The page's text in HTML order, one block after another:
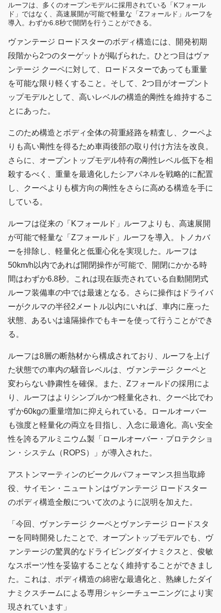
ルーフは、多くのオープンモデルに採用されている「Kフォール
ド」ではなく、高速展開が可能で軽量な「Zフォールド」ルーフを
導入。わずか6.8秒で開閉を行うことができる。
ヴァンテージ ロードスターのボディ構造には、開発初期
段階から2つのターゲットが掲げられた。ひとつ目はヴァ
ンテージ クーペに対して、ロードスターであっても重量
を可能な限り軽くすること。そして、2つ目がオープント
ップモデルとして、高いレベルの構造的剛性を維持するこ
とにあった。
このため構造とボディ全体の荷重経路を精査し、クーペよ
りも高い剛性を得るため車両後部の取り付け方法を改良。
さらに、オープントップモデル特有の剛性レベル低下を相
殺するべく、重量を最適化したシアパネルを戦略的に配置
し、クーペよりも横方向の剛性をさらに高める構造を手に
している。
ルーフは従来の「Kフォールド」ルーフよりも、高速展開
が可能で軽量な「Zフォールド」ルーフを導入。トノカバ
ーを排除し、軽量化と低重心化を実現した。ルーフは
50km/h以内であれば開閉操作が可能で、開閉にかかる時
間はわずか6.8秒。これは現在販売されている自動開閉式
ルーフ装備車の中では最速となる。さらに操作はドライバ
ーがクルマの半径2メートル以内にいれば、車内に座った
状態、あるいは遠隔操作でもキーを使って行うことができ
る。
ルーフは8層の断熱材から構成されており、ルーフを上げ
た状態での車内の騒音レベルは、ヴァンテージ クーペと
変わらない静粛性を確保。また、Zフォールドの採用によ
り、ルーフはよりシンプルかつ軽量化され、クーペ比でわ
ずか60kgの重量増加に抑えられている。ロールオーバー
も強度と軽量化の両立を目指し、入念に最適化。高い安全
性を誇るアルミニウム製「ロールオーバー・プロテクショ
ン・システム（ROPS）」が導入された。
アストンマーティンのビークルパフォーマンス担当取締
役、サイモン・ニュートンはヴァンテージ ロードスター
のボディ構造全般について次のように説明を加えた。
「今回、ヴァンテージ クーペとヴァンテージ ロードスタ
ーを同時開発したことで、オープントップモデルでも、ヴ
ァンテージの驚異的なドライビングダイナミクスと、俊敏
なスポーツ性を妥協することなく維持することができまし
た。これは、ボディ構造の綿密な最適化と、熟練したダイ
ナミクスチームによる専用シャシーチューニングにより実
現されています」